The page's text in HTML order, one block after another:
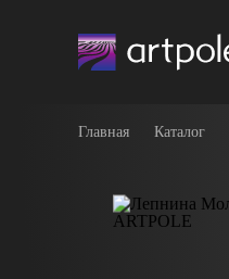
Главная Каталог